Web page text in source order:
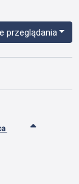
przeglądania